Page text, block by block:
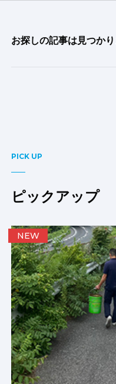
お探しの記事は見つかり
PICK UP
ピックアップ
NEW